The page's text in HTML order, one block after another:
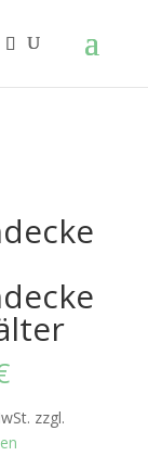
zzgl.